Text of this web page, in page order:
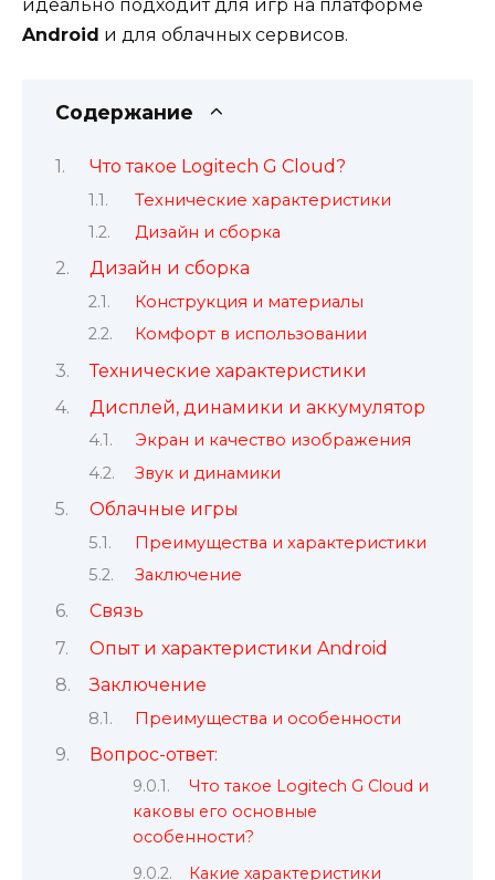
идеально подходит для игр на платформе
Android и для облачных сервисов.
Содержание
Что такое Logitech G Cloud?
Технические характеристики
Дизайн и сборка
Дизайн и сборка
Конструкция и материалы
Комфорт в использовании
Технические характеристики
Дисплей, динамики и аккумулятор
Экран и качество изображения
Звук и динамики
Облачные игры
Преимущества и характеристики
Заключение
Связь
Опыт и характеристики Android
Заключение
Преимущества и особенности
Вопрос-ответ:
Что такое Logitech G Cloud и
каковы его основные
особенности?
Какие характеристики